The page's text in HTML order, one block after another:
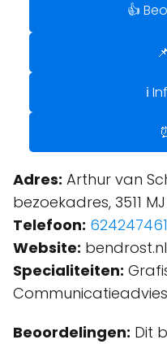
👍
ℹ️
Adres: Arthur van
bezoekadres, 3511
Telefoon: 624247461
Website: bendrost.nl
Specialiteiten:
Beoordelingen: Dit